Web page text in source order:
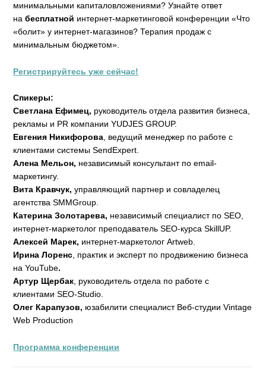
минимальными капиталовложениями? Узнайте ответ
набесплатной интернет-маркетинговой конференции «Что
«болит» у интернет-магазинов? Терапия продаж с
минимальным бюджетом».
Регистрируйтесь уже сейчас!
Спикеры:
Светлана Ефимец, руководитель отдела развития бизнеса,
рекламы и PR компании YUDJES GROUP.
Евгения Никифорова , ведущий менеджер по работе с
клиентами системы SendExpert.
Алена Мельон, независимый консультант по email-
маркетингу.
Вита Кравчук,управляющий партнер и совладелец
агентства SMMGroup.
Катерина Золотарева, независимый специалист по SEO,
интернет-маркетолог преподаватель SEO-курса SkillUP.
Алексей Марек, интернет-маркетолог Artweb.
Ирина Лоренс , практик и эксперт по продвижению бизнеса
на YouTube.
Артур Щербак , руководитель отдела по работе с
клиентами SEO-Studio.
Олег Карапузов, юзабилити специалист Веб-студии Vintage
Web Production
Программа конференции